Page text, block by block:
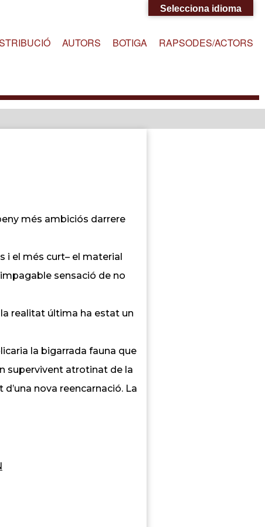
AUTORS BOTIGA RAPSODES/ACTORS
més ambiciós darrere
i el més curt– el material
sensació de no
la realitat última ha estat un
la bigarrada fauna que
supervivent atrotinat de la
nova reencarnació. La
Selecciona idioma